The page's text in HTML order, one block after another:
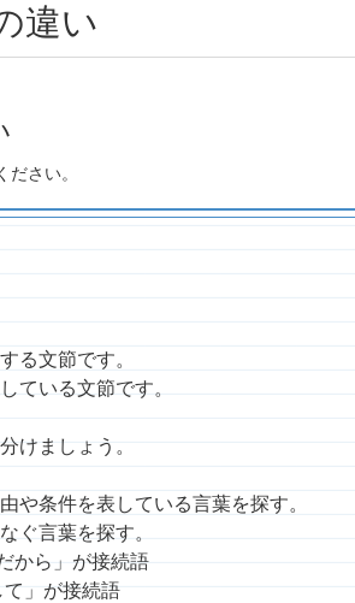
違い
さい。
る文節です。
ている文節です。
けましょう。
条件を表している言葉を探す。
ぐ言葉を探す。
ら」が接続語
」が接続語